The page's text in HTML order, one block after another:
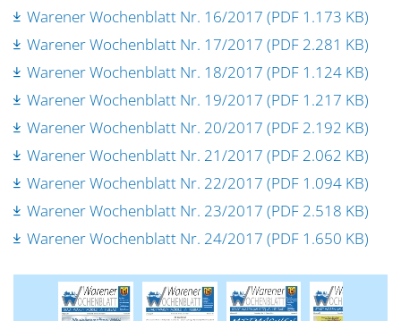
Warener Wochenblatt Nr. 16/2017 (PDF 1.173 KB)
Warener Wochenblatt Nr. 17/2017 (PDF 2.281 KB)
Warener Wochenblatt Nr. 18/2017 (PDF 1.124 KB)
Warener Wochenblatt Nr. 19/2017 (PDF 1.217 KB)
Warener Wochenblatt Nr. 20/2017 (PDF 2.192 KB)
Warener Wochenblatt Nr. 21/2017 (PDF 2.062 KB)
Warener Wochenblatt Nr. 22/2017 (PDF 1.094 KB)
Warener Wochenblatt Nr. 23/2017 (PDF 2.518 KB)
Warener Wochenblatt Nr. 24/2017 (PDF 1.650 KB)